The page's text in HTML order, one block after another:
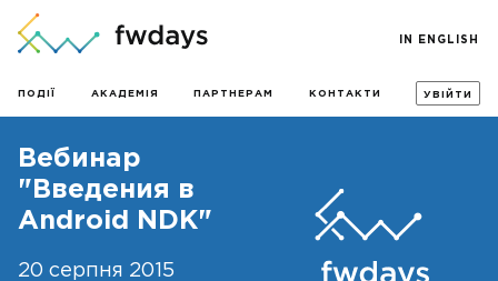
ПОДІЇ АКАДЕМІЯ ПАРТНЕРАМ КОНТАКТИ УВІЙТИ
IN ENGLISH
Вебинар
"Введения в
Android NDK"
20 серпня 2015